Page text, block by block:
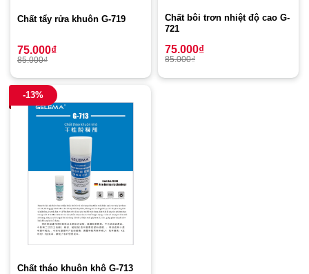
Chất tẩy rửa khuôn G-719
75.000₫
85.000₫
Chất bôi trơn nhiệt độ cao G-
721
75.000₫
85.000₫
-13%
Chất tháo khuôn khô G-713